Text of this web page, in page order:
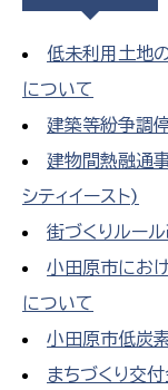
低未利用土地
について
建築等紛争調
建物間熱融通
シティイースト)
街づくりルー
小田原市にお
について
小田原市低炭
まちづくり交